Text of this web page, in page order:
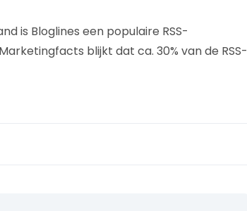
is Bloglines een populaire RSS-
blijkt dat ca. 30% van de RSS-